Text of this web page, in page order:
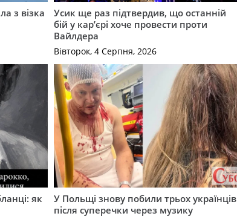
з візка
Усик ще раз підтвердив, що останній
бій у кар’єрі хоче провести проти
Вайлдера
Вівторок, 4 Серпня, 2026
як
У Польщі знову побили трьох українців
після суперечки через музику